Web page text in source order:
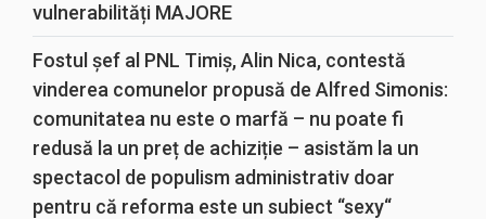
vulnerabilități MAJORE
Fostul șef al PNL Timiș, Alin Nica, contestă
vinderea comunelor propusă de Alfred Simonis:
comunitatea nu este o marfă – nu poate fi
redusă la un preț de achiziție – asistăm la un
spectacol de populism administrativ doar
pentru că reforma este un subiect “sexy“